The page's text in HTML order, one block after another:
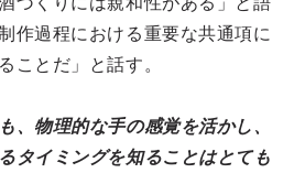
作過程における重要な共通項に
ことだ」と話す。
物理的な手の感覚を活かし、
タイミングを知ることはとても